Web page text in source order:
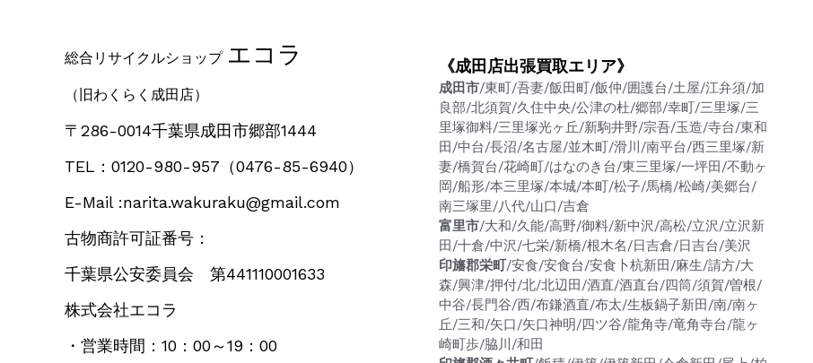
総合リサイクルショップ エコラ
（旧わくらく成田店）
〒286-0014千葉県成田市郷部1444
TEL：0120-980-957 （0476-85-6940）
E-Mail :narita.wakuraku@gmail.com
古物商許可証番号：
千葉県公安委員会 第441110001633
株式会社エコラ
・営業時間：10：00～19：00
《成田店出張買取エリア》
成田市/東町/吾妻/飯田町/飯仲/囲護台/土屋/江弁須/加
良部/北須賀/久住中央/公津の杜/郷部/幸町/三里塚/三
里塚御料/三里塚光ヶ丘/新駒井野/宗吾/玉造/寺台/東和
田/中台/長沼/名古屋/並木町/滑川/南平台/西三里塚/新
妻/橋賀台/花崎町/はなのき台/東三里塚/一坪田/不動ヶ
岡/船形/本三里塚/本城/本町/松子/馬橋/松崎/美郷台/
南三塚里/八代/山口/吉倉
富里市/大和/久能/高野/御料/新中沢/高松/立沢/立沢新
田/十倉/中沢/七栄/新橋/根木名/日吉倉/日吉台/美沢
印旛郡栄町/安食/安食台/安食卜杭新田/麻生/請方/大
森/興津/押付/北/北辺田/酒直/酒直台/四筒/須賀/曽根/
中谷/長門谷/西/布鎌酒直/布太/生板鍋子新田/南/南ヶ
丘/三和/矢口/矢口神明/四ツ谷/龍角寺/竜角寺台/龍ヶ
崎町歩/脇川/和田